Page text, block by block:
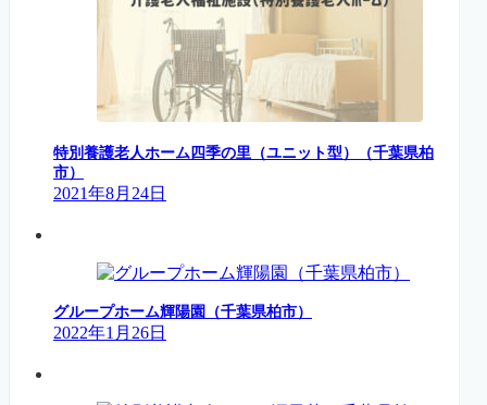
特別養護老人ホーム四季の里（ユニット型）（千葉県柏
市）
2021年8月24日
グループホーム輝陽園（千葉県柏市）
2022年1月26日